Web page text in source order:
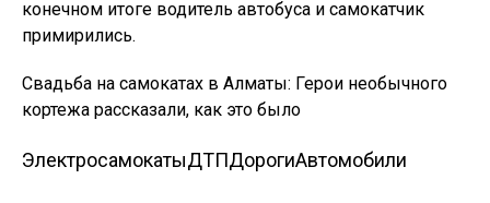
конечном итоге водитель автобуса и самокатчик
примирились.
Свадьба на самокатах в Алматы: Герои необычного
кортежа рассказали, как это было
ЭлектросамокатыДТПДорогиАвтомобили